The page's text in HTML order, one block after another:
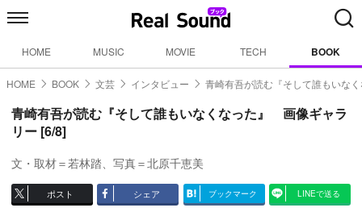
HOME MUSIC MOVIE TECH BOOK
HOME BOOK 文芸 インタビュー 青崎有吾が読む『そして誰もいな
青崎有吾が読む『そして誰もいなくなった』 画像ギャラ
リー [6/8]
文・取材＝若林踏、写真＝北原千恵美
ポスト シェア ブックマーク LINEで送る